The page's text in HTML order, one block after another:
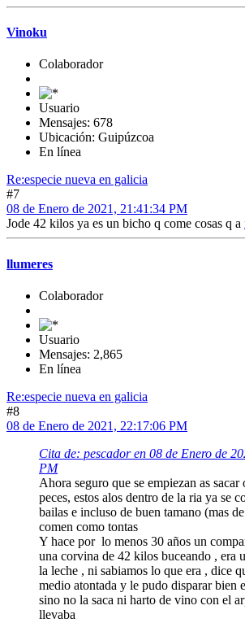
Vinoku
Colaborador
Usuario
Mensajes: 678
Ubicación: Guipúzcoa
En línea
Re:especie nueva en galicia
#7
08 de Enero de 2021, 21:41:34 PM
Jode 42 kilos ya es un bicho q come cosas q a
llumeres
Colaborador
Usuario
Mensajes: 2,865
En línea
Re:especie nueva en galicia
#8
08 de Enero de 2021, 22:17:06 PM
Cita de: pescador en 08 de Enero de
PM
Ahora seguro que se empiezan as
peces, estos alos dentro de la ria ya se
bailas e incluso de buen tamano (mas
comen como tontas
Y hace por lo menos 30 años un
una corvina de 42 kilos buceando , era
la leche , ni sabiamos lo que era , dice
medio atontada y le pudo disparar bien
sino no la saca ni harto de vino con el
llevaba